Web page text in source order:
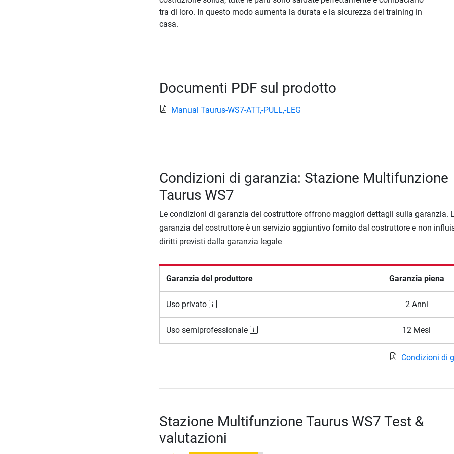
tra di loro. In questo modo aumenta la durata e la sicurezza del training in
casa.
Documenti PDF sul prodotto
Manual Taurus-WS7-ATT,-PULL,-LEG
Condizioni di garanzia: Stazione Multifunzione
Taurus WS7
Le condizioni di garanzia del costruttore offrono maggiori dettagli sulla garanzia.
garanzia del costruttore è un servizio aggiuntivo fornito dal costruttore e non
diritti previsti dalla garanzia legale
Garanzia del produttore Garanzia piena
Uso privato 2 Anni
Uso semiprofessionale 12 Mesi
Condizioni di
Stazione Multifunzione Taurus WS7 Test &
valutazioni